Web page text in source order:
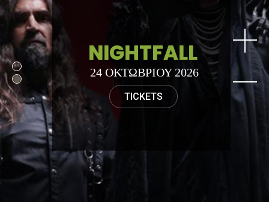
TICKETS
9 ΟΚΤΩΒΡΙΟΥ 2026
DORO PESCH